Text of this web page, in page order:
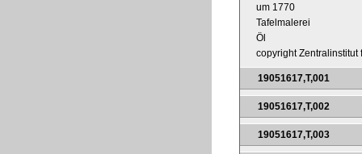
um 1770
Tafelmalerei
Öl
copyright Zentralinstitut
19051617,T,001
19051617,T,002
19051617,T,003